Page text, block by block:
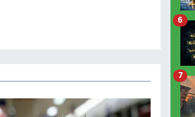
6
7